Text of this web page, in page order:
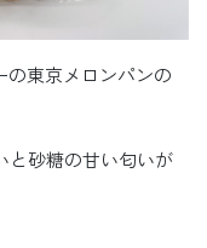
の東京メロンパンの
と砂糖の甘い匂いが